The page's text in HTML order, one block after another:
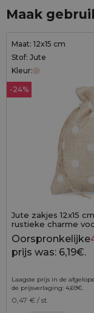
Maak
Maat: 12x15 cm
Stof: Jute
Kleur:
-24%
Jute zakjes 12x15
rustieke charme
Oorspronkelijke
prijs was: 6,19€.
Laagste prijs in de
de prijsverlaging: 4,69€.
0,47 € / st.